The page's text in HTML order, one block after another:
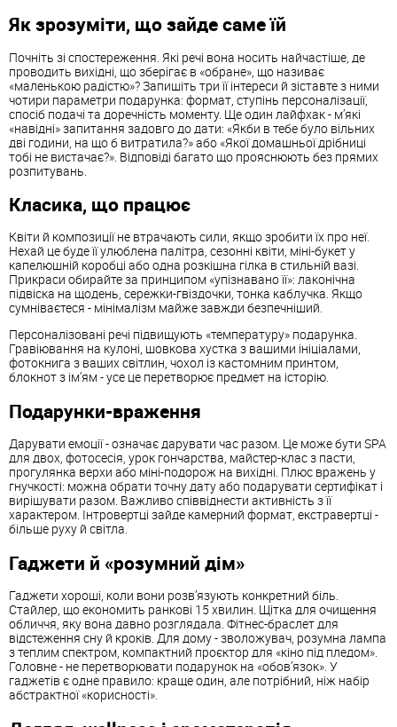
Як зрозуміти, що зайде саме їй
Почніть зі спостереження. Які речі вона носить найчастіше, де
проводить вихідні, що зберігає в «обране», що називає
«маленькою радістю»? Запишіть три її інтереси й зіставте з ними
чотири параметри подарунка: формат, ступінь персоналізації,
спосіб подачі та доречність моменту. Ще один лайфхак - м’які
«навідні» запитання задовго до дати: «Якби в тебе було вільних
дві години, на що б витратила?» або «Якої домашньої дрібниці
тобі не вистачає?». Відповіді багато що прояснюють без прямих
розпитувань.
Класика, що працює
Квіти й композиції не втрачають сили, якщо зробити їх про неї.
Нехай це буде її улюблена палітра, сезонні квіти, міні-букет у
капелюшній коробці або одна розкішна гілка в стильній вазі.
Прикраси обирайте за принципом «упізнавано її»: лаконічна
підвіска на щодень, сережки-гвіздочки, тонка каблучка. Якщо
сумніваєтеся - мінімалізм майже завжди безпечніший.
Персоналізовані речі підвищують «температуру» подарунка.
Гравіювання на кулоні, шовкова хустка з вашими ініціалами,
фотокнига з ваших світлин, чохол із кастомним принтом,
блокнот з ім’ям - усе це перетворює предмет на історію.
Подарунки-враження
Дарувати емоції - означає дарувати час разом. Це може бути SPA
для двох, фотосесія, урок гончарства, майстер-клас з пасти,
прогулянка верхи або міні-подорож на вихідні. Плюс вражень у
гнучкості: можна обрати точну дату або подарувати сертифікат і
вирішувати разом. Важливо співвіднести активність з її
характером. Інтровертці зайде камерний формат, екстравертці -
більше руху й світла.
Гаджети й «розумний дім»
Гаджети хороші, коли вони розв’язують конкретний біль.
Стайлер, що економить ранкові 15 хвилин. Щітка для очищення
обличчя, яку вона давно розглядала. Фітнес-браслет для
відстеження сну й кроків. Для дому - зволожувач, розумна лампа
з теплим спектром, компактний проєктор для «кіно під пледом».
Головне - не перетворювати подарунок на «обов’язок». У
гаджетів є одне правило: краще один, але потрібний, ніж набір
абстрактної «корисності».